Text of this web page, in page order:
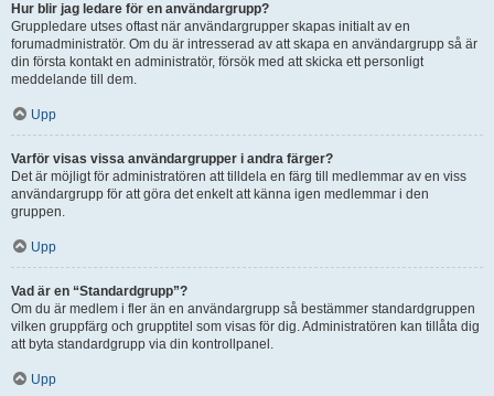
Hur blir jag ledare för en användargrupp?
Gruppledare utses oftast när användargrupper skapas initialt av en
forumadministratör. Om du är intresserad av att skapa en användargrupp så är
din första kontakt en administratör, försök med att skicka ett personligt
meddelande till dem.
Upp
Varför visas vissa användargrupper i andra färger?
Det är möjligt för administratören att tilldela en färg till medlemmar av en viss
användargrupp för att göra det enkelt att känna igen medlemmar i den
gruppen.
Upp
Vad är en “Standardgrupp”?
Om du är medlem i fler än en användargrupp så bestämmer standardgruppen
vilken gruppfärg och grupptitel som visas för dig. Administratören kan tillåta dig
att byta standardgrupp via din kontrollpanel.
Upp